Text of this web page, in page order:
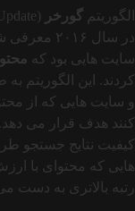
الگوریتم گورخر
در سال
سایت‌ هایی بود که
کردند. این الگوریتم
و سایت‌ هایی که از
کنند هدف قرار می‌ دهد.
کیفیت نتایج جستجو
هایی که محتوای با
رتبه بالاتری به دست می